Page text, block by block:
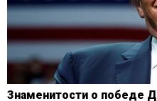
Знаменитости о победе